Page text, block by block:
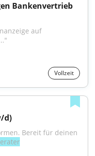
Bankenvertrieb
auf
Vollzeit
d)
Bereit für deinen